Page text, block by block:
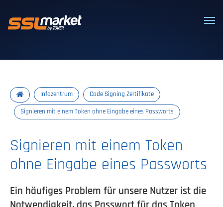
Vertrauenswürdige SSL/TLS-
Infozentrum Code Signing Zertifikate
Signieren mit einem Token ohne Eingabe eines Passworts
Signieren mit einem Token
ohne Eingabe eines Passworts
Ein häufiges Problem für unsere Nutzer ist die
Notwendigkeit, das Passwort für das Token